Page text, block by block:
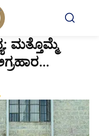
ಮತ್ತೊಮ್ಮೆ